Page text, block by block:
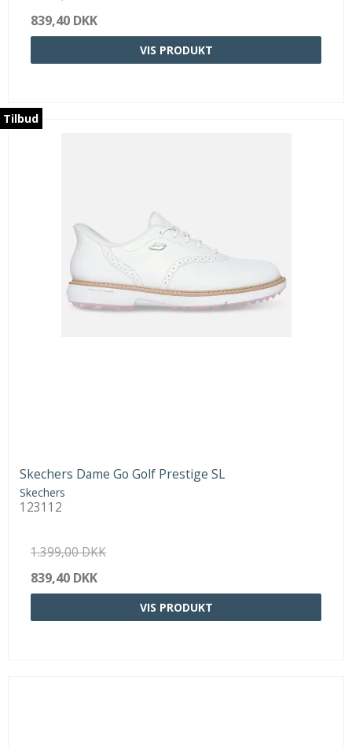
839,40 DKK
VIS PRODUKT
Tilbud
Skechers Dame Go Golf Prestige SL
Skechers
123112
1.399,00 DKK
839,40 DKK
VIS PRODUKT